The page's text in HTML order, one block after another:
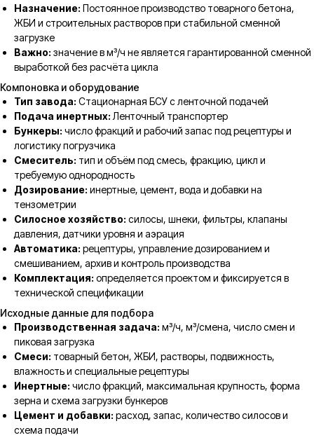
Назначение: Постоянное производство товарного бетона,
ЖБИ и строительных растворов при стабильной сменной
загрузке
Важно: значение в м³/ч не является гарантированной сменной
выработкой без расчёта цикла
Компоновка и оборудование
Тип завода: Стационарная БСУ с ленточной подачей
Подача инертных: Ленточный транспортер
Бункеры: число фракций и рабочий запас под рецептуры и
логистику погрузчика
Смеситель: тип и объём под смесь, фракцию, цикл и
требуемую однородность
Дозирование: инертные, цемент, вода и добавки на
тензометрии
Силосное хозяйство: силосы, шнеки, фильтры, клапаны
давления, датчики уровня и аэрация
Автоматика: рецептуры, управление дозированием и
смешиванием, архив и контроль производства
Комплектация: определяется проектом и фиксируется в
технической спецификации
Исходные данные для подбора
Производственная задача: м³/ч, м³/смена, число смен и
пиковая загрузка
Смеси: товарный бетон, ЖБИ, растворы, подвижность,
влажность и специальные рецептуры
Инертные: число фракций, максимальная крупность, форма
зерна и схема загрузки бункеров
Цемент и добавки: расход, запас, количество силосов и
схема подачи